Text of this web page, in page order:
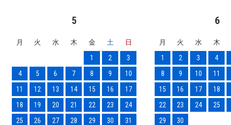
5
月 火 水 木 金 土
日
1
2
3
4
5 6 7 8 9
10
11
12 13 14 15 16
17
18
19 20 21 22 23
24
25
26 27 28 29 30 31
6
月 火 水 木
1
2 3 4
8
9 10 11
15
16 17 18
22
23 24 25
29
30